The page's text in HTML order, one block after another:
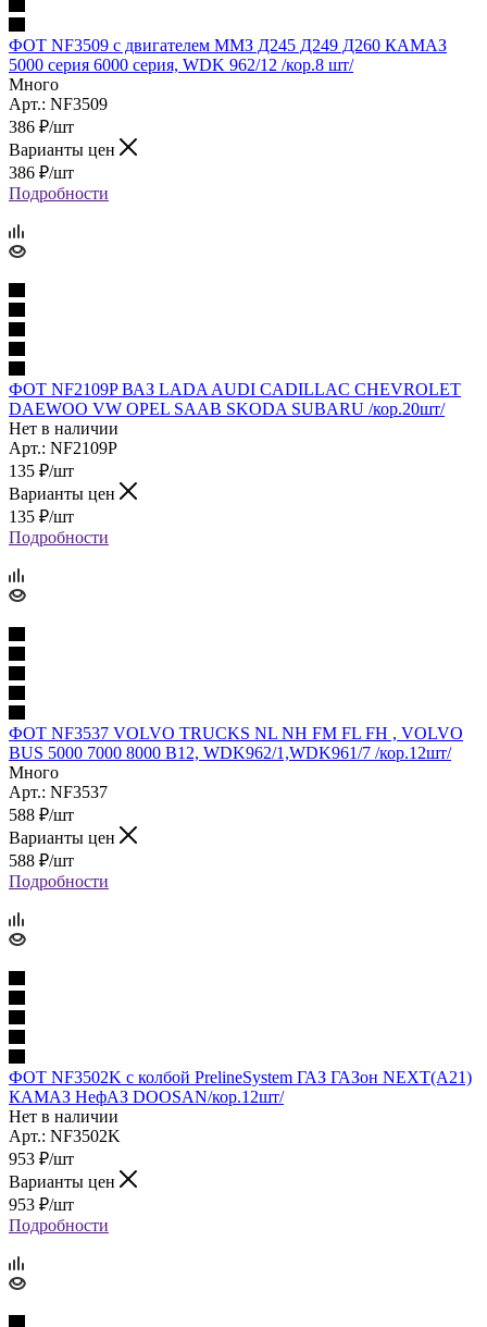
ФОТ NF3509 с двигателем ММЗ Д245 Д249 Д260 КАМАЗ
5000 серия 6000 серия, WDK 962/12 /кор.8 шт/
Много
Арт.: NF3509
386 ₽/шт
Варианты цен
386 ₽/шт
Подробности
ФОТ NF2109P ВАЗ LADA AUDI CADILLAC CHEVROLET
DAEWOO VW OPEL SAAB SKODA SUBARU /кор.20шт/
Нет в наличии
Арт.: NF2109P
135 ₽/шт
Варианты цен
135 ₽/шт
Подробности
ФОТ NF3537 VOLVO TRUCKS NL NH FM FL FH , VOLVO
BUS 5000 7000 8000 B12, WDK962/1,WDK961/7 /кор.12шт/
Много
Арт.: NF3537
588 ₽/шт
Варианты цен
588 ₽/шт
Подробности
ФОТ NF3502K с колбой PrelineSystem ГАЗ ГАЗон NEXT(A21)
КАМАЗ НефАЗ DOOSAN/кор.12шт/
Нет в наличии
Арт.: NF3502K
953 ₽/шт
Варианты цен
953 ₽/шт
Подробности